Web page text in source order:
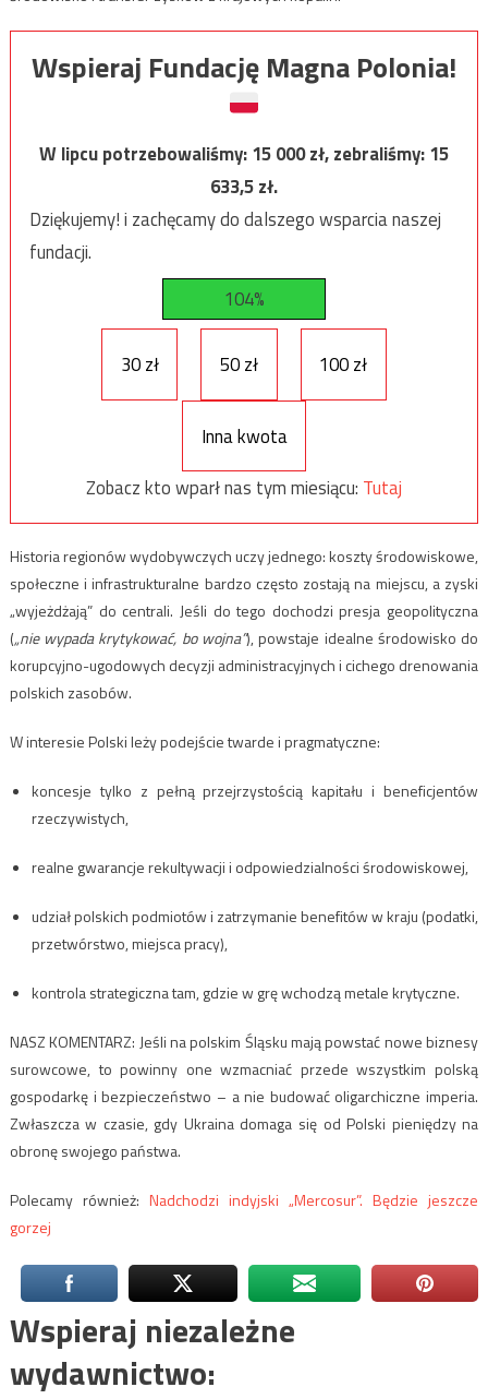
Wspieraj Fundację Magna Polonia!
W lipcu potrzebowaliśmy:15 000zł, zebraliśmy:15
633,5zł.
Dziękujemy! i zachęcamy do dalszego wsparcia naszej
fundacji.
104%
30 zł 50 zł 100 zł
Inna kwota
Zobacz kto wparł nas tym miesiącu: Tutaj
Historia regionów wydobywczych uczy jednego: koszty środowiskowe,
społeczne i infrastrukturalne bardzo często zostają na miejscu, a zyski
„wyjeżdżają” do centrali. Jeśli do tego dochodzi presja geopolityczna
(„nie wypada krytykować, bo wojna”), powstaje idealne środowisko do
korupcyjno-ugodowych decyzji administracyjnych i cichego drenowania
polskich zasobów.
W interesie Polski leży podejście twarde i pragmatyczne:
koncesje tylko z pełną przejrzystością kapitału i beneficjentów
rzeczywistych,
realne gwarancje rekultywacji i odpowiedzialności środowiskowej,
udział polskich podmiotów i zatrzymanie benefitów w kraju (podatki,
przetwórstwo, miejsca pracy),
kontrola strategiczna tam, gdzie w grę wchodzą metale krytyczne.
NASZ KOMENTARZ: Jeśli na polskim Śląsku mają powstać nowe biznesy
surowcowe, to powinny one wzmacniać przede wszystkim polską
gospodarkę i bezpieczeństwo – a nie budować oligarchiczne imperia.
Zwłaszcza w czasie, gdy Ukraina domaga się od Polski pieniędzy na
obronę swojego państwa.
Polecamy również: Nadchodzi indyjski „Mercosur”. Będzie jeszcze
gorzej
Wspieraj niezależne
wydawnictwo: